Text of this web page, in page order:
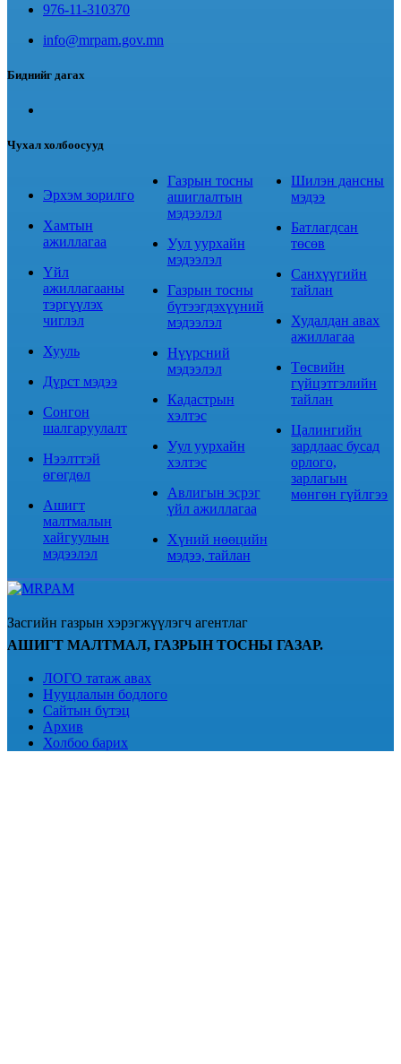
976-11-310370
info@mrpam.gov.mn
Биднийг дагах
Чухал холбоосууд
Эрхэм зорилго
Хамтын
ажиллагаа
Үйл
ажиллагааны
тэргүүлэх
чиглэл
Хууль
Дүрст мэдээ
Сонгон
шалгаруулалт
Нээлттэй
өгөгдөл
Ашигт
малтмалын
хайгуулын
мэдээлэл
Газрын тосны
ашиглалтын
мэдээлэл
Уул уурхайн
мэдээлэл
Газрын тосны
бүтээгдэхүүний
мэдээлэл
Нүүрсний
мэдээлэл
Кадастрын
хэлтэс
Уул уурхайн
хэлтэс
Авлигын эсрэг
үйл ажиллагаа
Хүний нөөцийн
мэдээ, тайлан
Шилэн дансны
мэдээ
Батлагдсан
төсөв
Санхүүгийн
тайлан
Худалдан авах
ажиллагаа
Төсвийн
гүйцэтгэлийн
тайлан
Цалингийн
зардлаас бусад
орлого,
зарлагын
мөнгөн гүйлгээ
Засгийн газрын хэрэгжүүлэгч агентлаг
АШИГТ МАЛТМАЛ, ГАЗРЫН ТОСНЫ ГАЗАР.
ЛОГО татаж авах
Нууцлалын бодлого
Сайтын бүтэц
Архив
Холбоо барих